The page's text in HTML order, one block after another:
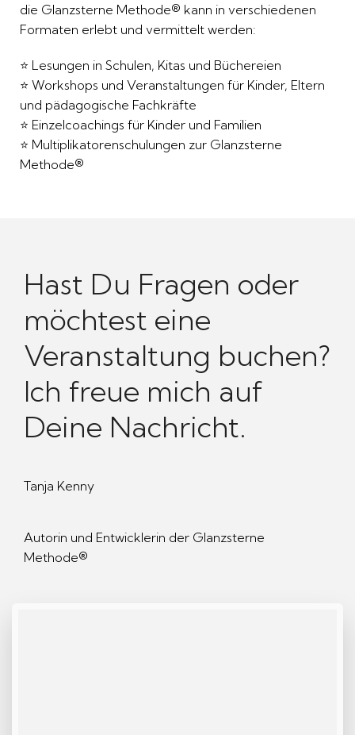
die Glanzsterne Methode® kann in verschiedenen
Formaten erlebt und vermittelt werden:
⭐ Lesungen in Schulen, Kitas und Büchereien
⭐ Workshops und Veranstaltungen für Kinder, Eltern
und pädagogische Fachkräfte
⭐ Einzelcoachings für Kinder und Familien
⭐ Multiplikatorenschulungen zur Glanzsterne
Methode®
Hast Du Fragen oder
möchtest eine
Veranstaltung buchen?
Ich freue mich auf
Deine Nachricht.
Tanja Kenny
Autorin und Entwicklerin der Glanzsterne
Methode®